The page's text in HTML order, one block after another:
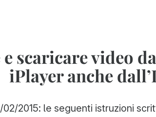
programmes”
iPlayer
videos
and
scaricare video
iPlayer anche
2015: le seguenti istruzioni